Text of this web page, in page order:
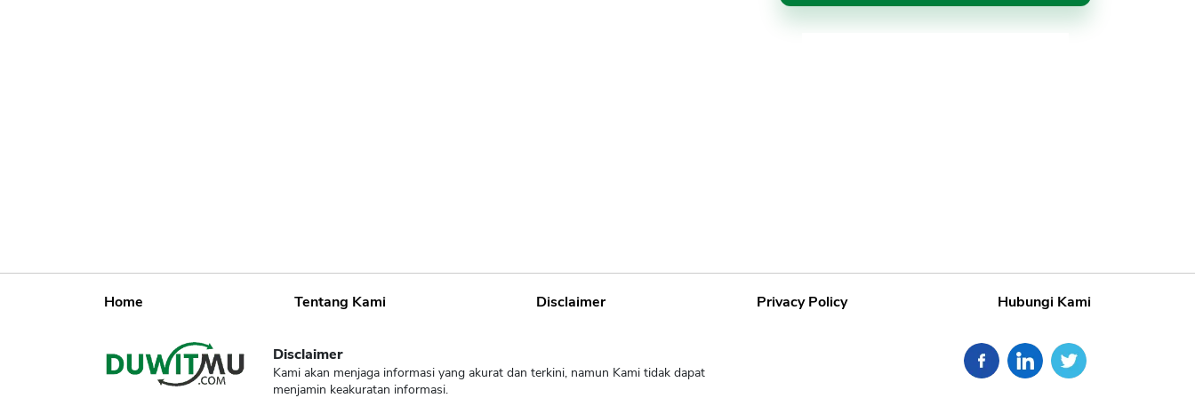
Home Tentang Kami Disclaimer Privacy Policy Hubungi Kami
Disclaimer
Kami akan menjaga informasi yang akurat dan terkini, namun Kami tidak dapat
menjamin keakuratan informasi.